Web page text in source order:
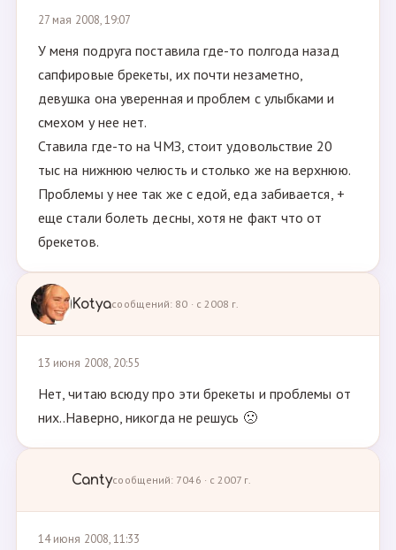
27 мая 2008, 19:07
У меня подруга поставила где-то полгода назад
сапфировые брекеты, их почти незаметно,
девушка она уверенная и проблем с улыбками и
смехом у нее нет.
Ставила где-то на ЧМЗ, стоит удовольствие 20
тыс на нижнюю челюсть и столько же на верхнюю.
Проблемы у нее так же с едой, еда забивается, +
еще стали болеть десны, хотя не факт что от
брекетов.
Kotyaсообщений: 80 · с 2008 г.
13 июня 2008, 20:55
Нет, читаю всюду про эти брекеты и проблемы от
них..Наверно, никогда не решусь 🙁
Cantyсообщений: 7046 · с 2007 г.
14 июня 2008, 11:33